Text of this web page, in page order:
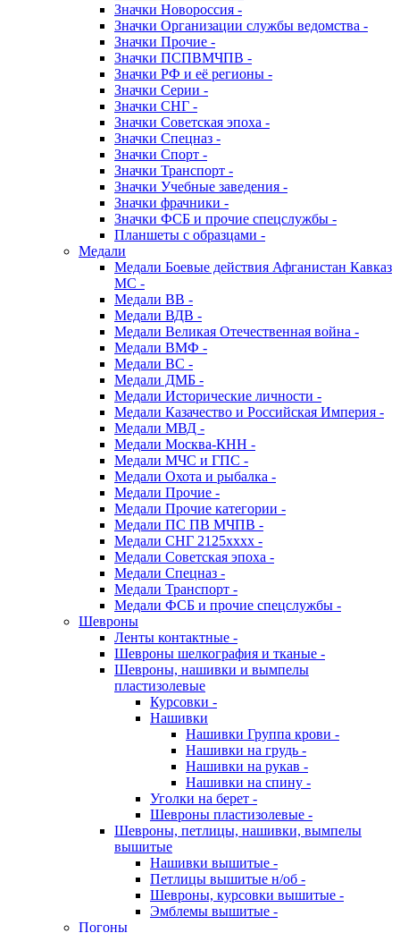
Значки Новороссия -
Значки Организации службы ведомства -
Значки Прочие -
Значки ПСПВМЧПВ -
Значки РФ и её регионы -
Значки Серии -
Значки СНГ -
Значки Советская эпоха -
Значки Спецназ -
Значки Спорт -
Значки Транспорт -
Значки Учебные заведения -
Значки фрачники -
Значки ФСБ и прочие спецслужбы -
Планшеты с образцами -
Медали
Медали Боевые действия Афганистан Кавказ
МС -
Медали ВВ -
Медали ВДВ -
Медали Великая Отечественная война -
Медали ВМФ -
Медали ВС -
Медали ДМБ -
Медали Исторические личности -
Медали Казачество и Российская Империя -
Медали МВД -
Медали Москва-КНН -
Медали МЧС и ГПС -
Медали Охота и рыбалка -
Медали Прочие -
Медали Прочие категории -
Медали ПС ПВ МЧПВ -
Медали СНГ 2125хххх -
Медали Советская эпоха -
Медали Спецназ -
Медали Транспорт -
Медали ФСБ и прочие спецслужбы -
Шевроны
Ленты контактные -
Шевроны шелкография и тканые -
Шевроны, нашивки и вымпелы
пластизолевые
Курсовки -
Нашивки
Нашивки Группа крови -
Нашивки на грудь -
Нашивки на рукав -
Нашивки на спину -
Уголки на берет -
Шевроны пластизолевые -
Шевроны, петлицы, нашивки, вымпелы
вышитые
Нашивки вышитые -
Петлицы вышитые н/об -
Шевроны, курсовки вышитые -
Эмблемы вышитые -
Погоны